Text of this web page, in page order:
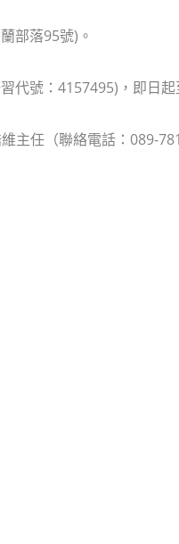
部落95號)。
代號：4157495)，即日
主任（聯絡電話：089-